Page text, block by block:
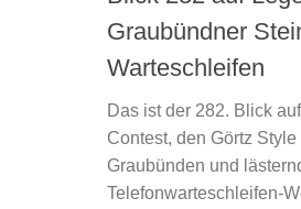
Graubündner
Warteschleifen
Das ist der 282. Blick
Contest, den Görtz
Graubünden und
Telefonwarteschleifen-